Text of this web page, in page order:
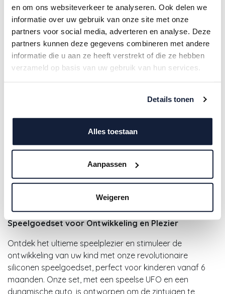
en om ons websiteverkeer te analyseren. Ook delen we
informatie over uw gebruik van onze site met onze
partners voor social media, adverteren en analyse. Deze
partners kunnen deze gegevens combineren met andere
informatie die u aan ze heeft verstrekt of die ze hebben
verzameld op basis van uw gebruik van hun services.
Details tonen
Alles toestaan
Aanpassen
Weigeren
Mabebi | Speelset Qormi Blauw
29,50€
Verrijk de Kindertijd: Innovatieve Siliconen
Speelgoedset voor Ontwikkeling en Plezier
Ontdek het ultieme speelplezier en stimuleer de
ontwikkeling van uw kind met onze revolutionaire
siliconen speelgoedset, perfect voor kinderen vanaf 6
maanden. Onze set, met een speelse UFO en een
dynamische auto, is ontworpen om de zintuigen te